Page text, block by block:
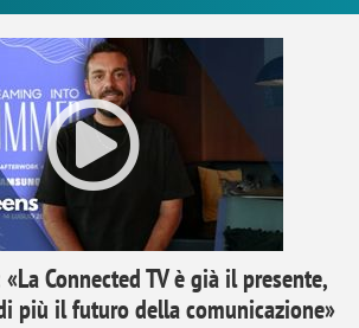
Connected TV è già il presente,
più il futuro della comunicazione»